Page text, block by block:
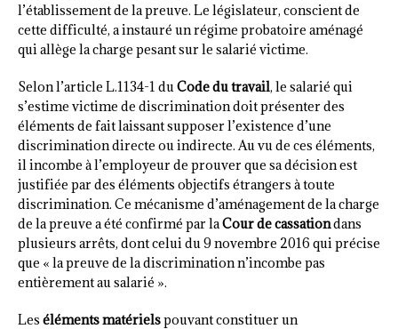
l’établissement de la preuve. Le législateur, conscient de
cette difficulté, a instauré un régime probatoire aménagé
qui allège la charge pesant sur le salarié victime.
Selon l’article L.1134-1 duCode du travail, le salarié qui
s’estime victime de discrimination doit présenter des
éléments de fait laissant supposer l’existence d’une
discrimination directe ou indirecte. Au vu de ces éléments,
il incombe à l’employeur de prouver que sa décision est
justifiée par des éléments objectifs étrangers à toute
discrimination. Ce mécanisme d’aménagement de la charge
de la preuve a été confirmé par laCour de cassationdans
plusieurs arrêts, dont celui du 9 novembre 2016 qui précise
que « la preuve de la discrimination n’incombe pas
entièrement au salarié ».
Les éléments matérielspouvant constituer un